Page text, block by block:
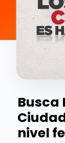
Busca
nivel